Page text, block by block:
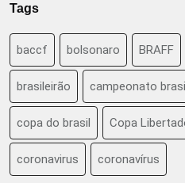
Tags
baccf bolsonaro BRAFF
brasileirão campeonato
copa do brasil Copa
coronavirus coronavírus